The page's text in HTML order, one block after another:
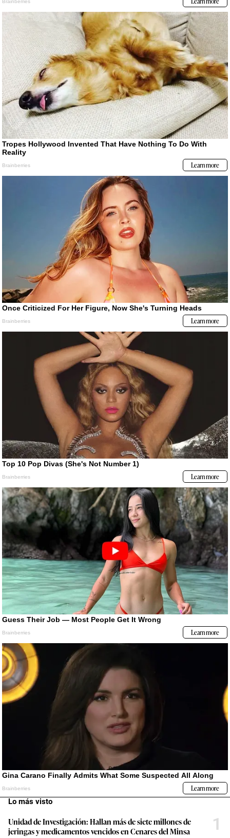
Lo más visto
Unidad de Investigación: Hallan más de siete millones de
jeringas y medicamentos vencidos en Cenares del Minsa
1